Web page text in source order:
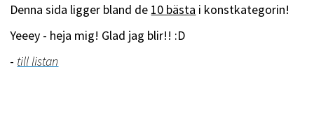
Denna sida ligger bland de 10 bästa i konstkategorin!
Yeeey - heja mig! Glad jag blir!! :D
- till listan